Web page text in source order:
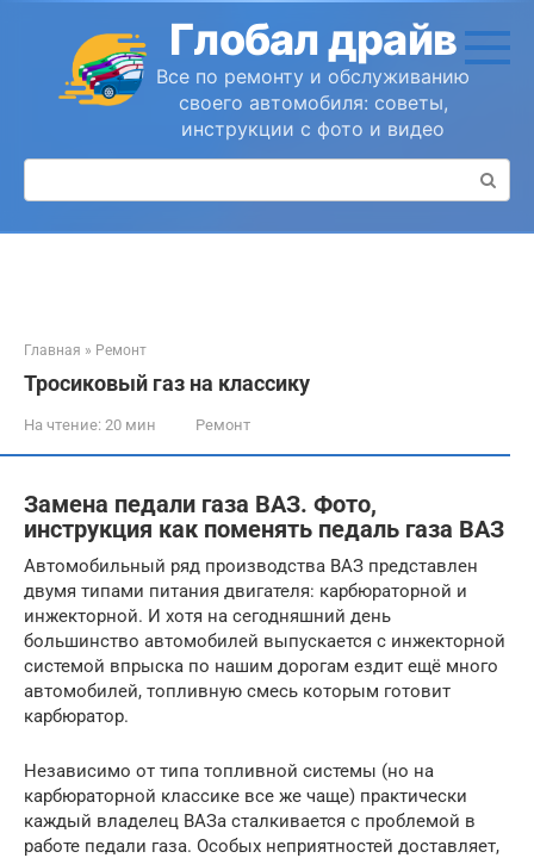
контенту
Глобал драйв
Все по ремонту и обслуживанию
своего автомобиля: советы,
инструкции с фото и видео
Поиск:
Главная » Ремонт
Тросиковый газ на классику
На чтение: 20 мин Ремонт
Замена педали газа ВАЗ. Фото,
инструкция как поменять педаль газа ВАЗ
Автомобильный ряд производства ВАЗ представлен
двумя типами питания двигателя: карбюраторной и
инжекторной. И хотя на сегодняшний день
большинство автомобилей выпускается с инжекторной
системой впрыска по нашим дорогам ездит ещё много
автомобилей, топливную смесь которым готовит
карбюратор.
Независимо от типа топливной системы (но на
карбюраторной классике все же чаще) практически
каждый владелец ВАЗа сталкивается с проблемой в
работе педали газа. Особых неприятностей доставляет,